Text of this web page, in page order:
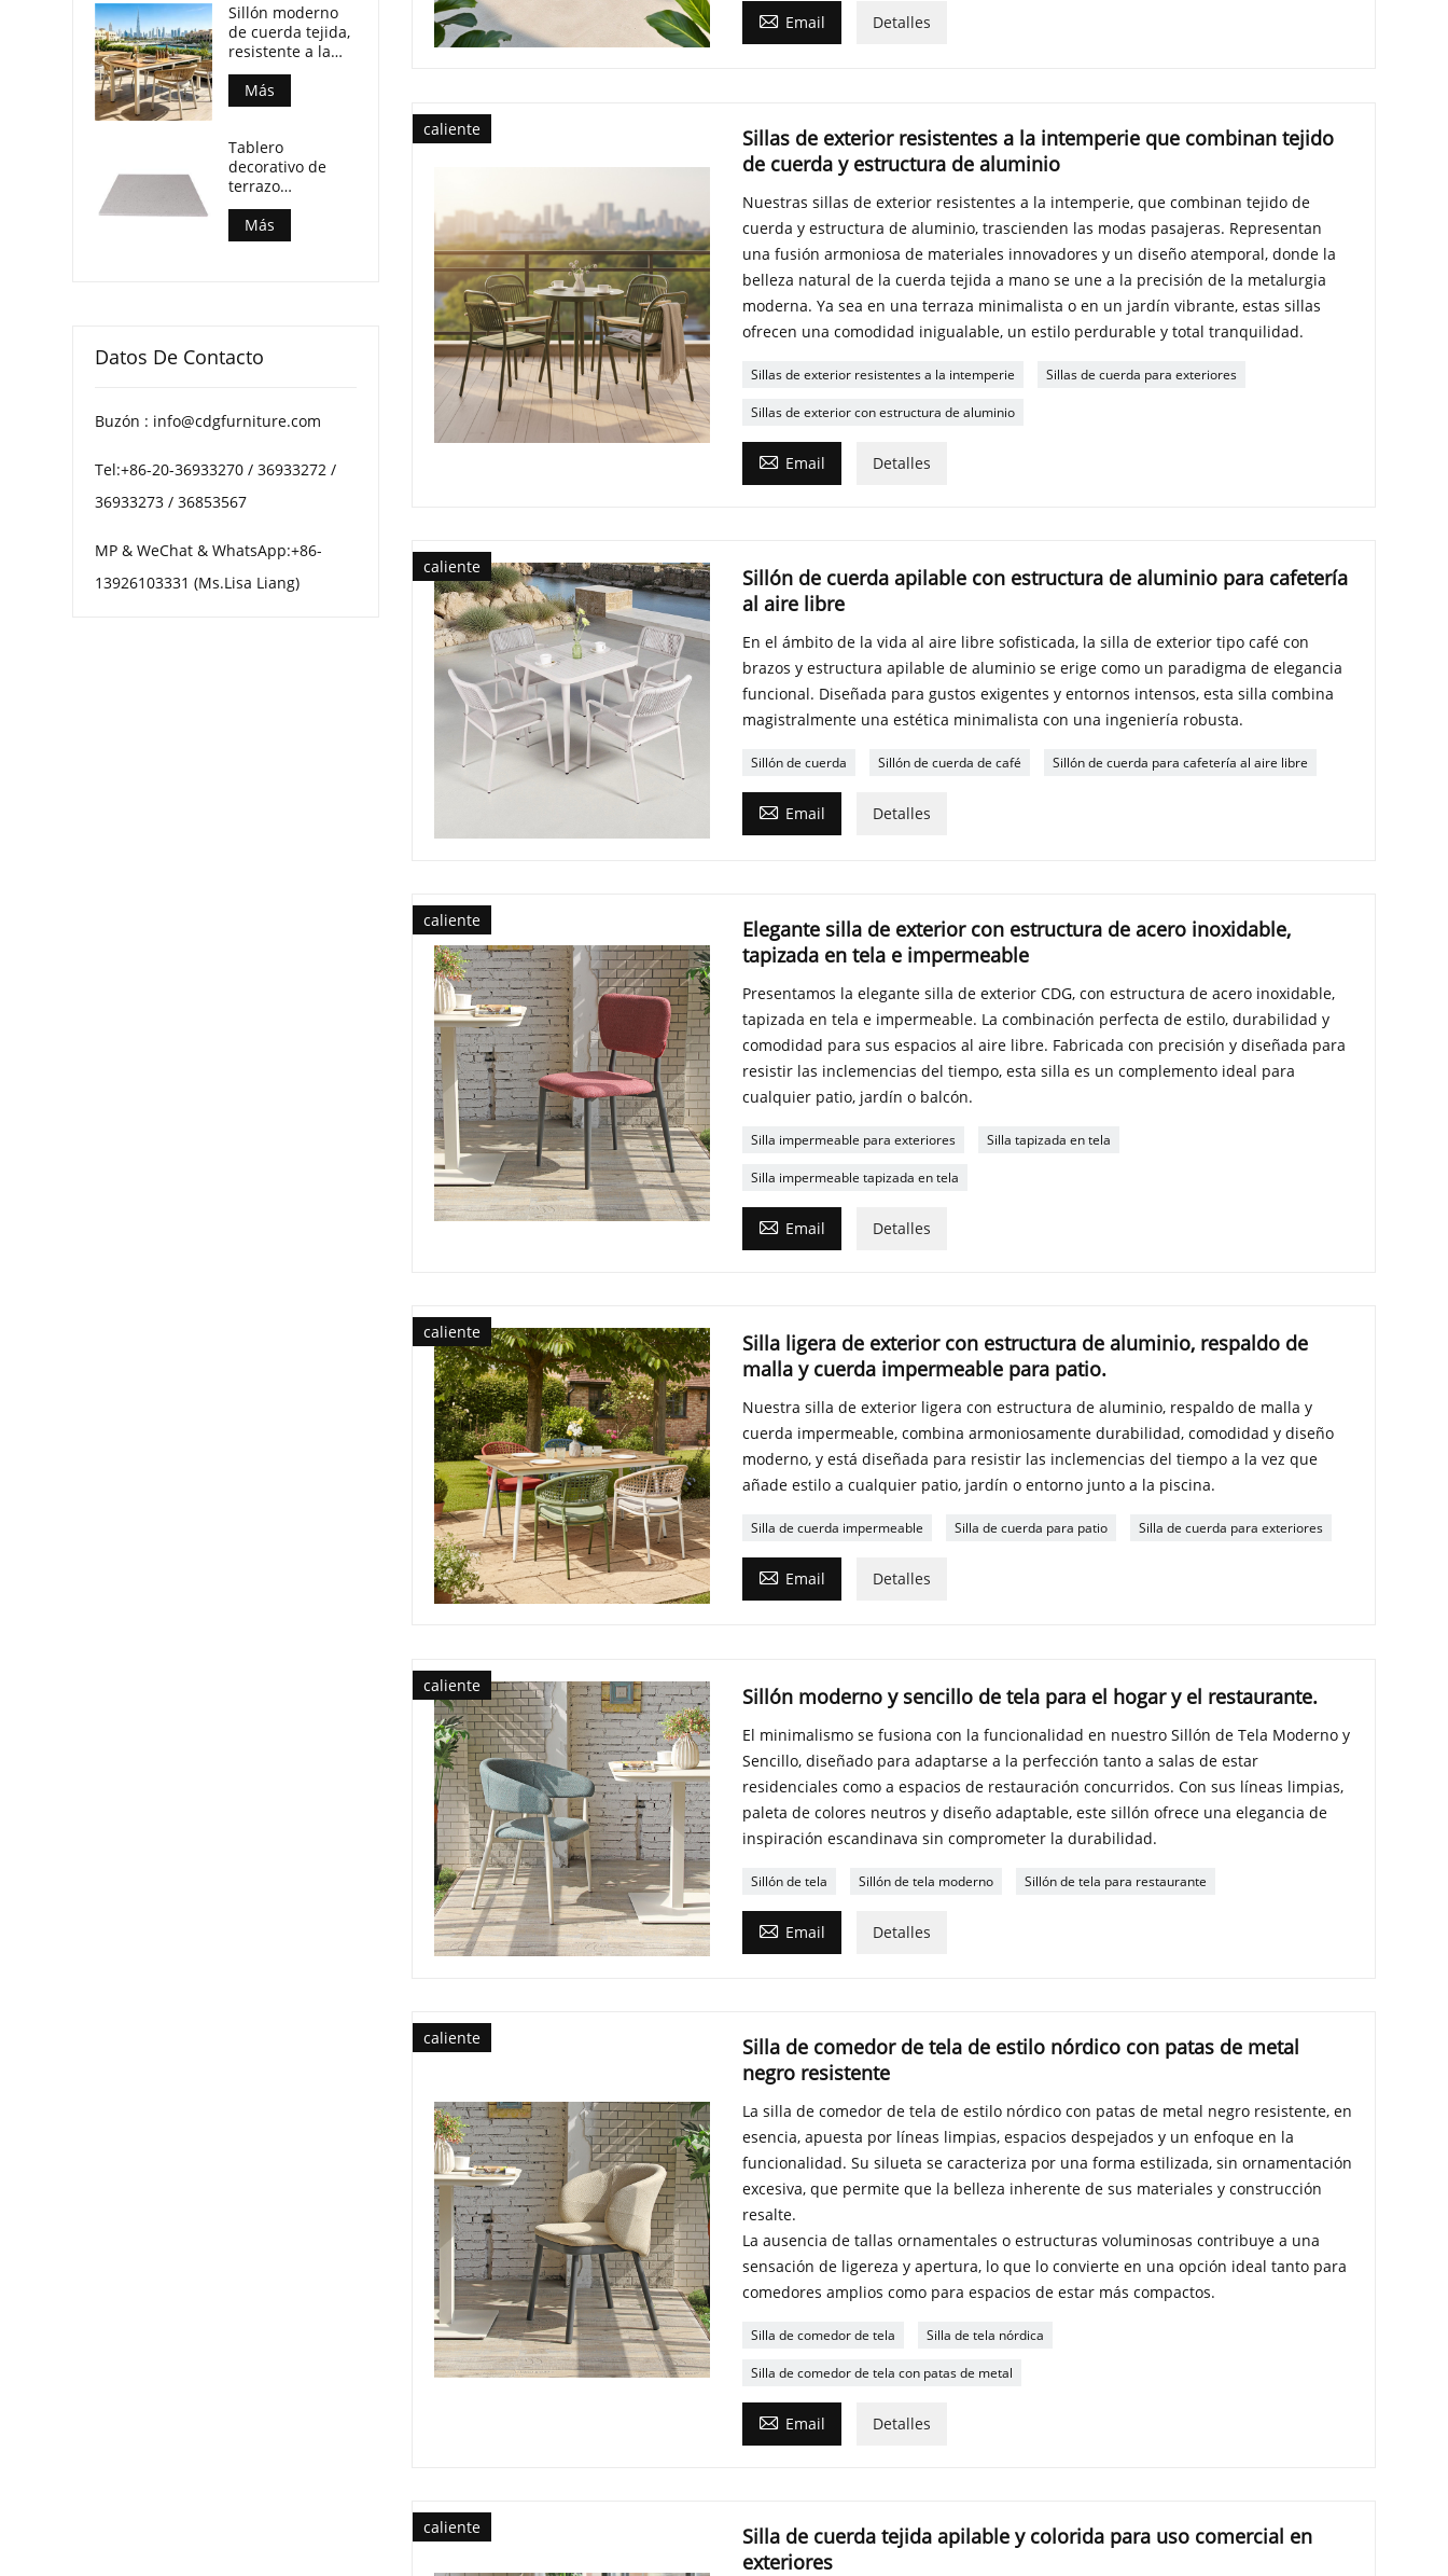
 Email Detalles
caliente
Sillas de exterior resistentes a la intemperie que combinan tejido
de cuerda y estructura de aluminio
Nuestras sillas de exterior resistentes a la intemperie, que combinan tejido de
cuerda y estructura de aluminio, trascienden las modas pasajeras. Representan
una fusión armoniosa de materiales innovadores y un diseño atemporal, donde la
belleza natural de la cuerda tejida a mano se une a la precisión de la metalurgia
moderna. Ya sea en una terraza minimalista o en un jardín vibrante, estas sillas
ofrecen una comodidad inigualable, un estilo perdurable y total tranquilidad.
Sillas de exterior resistentes a la intemperie Sillas de cuerda para exteriores
Sillas de exterior con estructura de aluminio
 Email Detalles
caliente
Sillón de cuerda apilable con estructura de aluminio para cafetería
al aire libre
En el ámbito de la vida al aire libre sofisticada, la silla de exterior tipo café con
brazos y estructura apilable de aluminio se erige como un paradigma de elegancia
funcional. Diseñada para gustos exigentes y entornos intensos, esta silla combina
magistralmente una estética minimalista con una ingeniería robusta.
Sillón de cuerda Sillón de cuerda de café Sillón de cuerda para cafetería al aire libre
 Email Detalles
caliente
Elegante silla de exterior con estructura de acero inoxidable,
tapizada en tela e impermeable
Presentamos la elegante silla de exterior CDG, con estructura de acero inoxidable,
tapizada en tela e impermeable. La combinación perfecta de estilo, durabilidad y
comodidad para sus espacios al aire libre. Fabricada con precisión y diseñada para
resistir las inclemencias del tiempo, esta silla es un complemento ideal para
cualquier patio, jardín o balcón.
Silla impermeable para exteriores Silla tapizada en tela
Silla impermeable tapizada en tela
 Email Detalles
caliente
Silla ligera de exterior con estructura de aluminio, respaldo de
malla y cuerda impermeable para patio.
Nuestra silla de exterior ligera con estructura de aluminio, respaldo de malla y
cuerda impermeable, combina armoniosamente durabilidad, comodidad y diseño
moderno, y está diseñada para resistir las inclemencias del tiempo a la vez que
añade estilo a cualquier patio, jardín o entorno junto a la piscina.
Silla de cuerda impermeable Silla de cuerda para patio Silla de cuerda para exteriores
 Email Detalles
caliente Sillón moderno y sencillo de tela para el hogar y el restaurante.
El minimalismo se fusiona con la funcionalidad en nuestro Sillón de Tela Moderno y
Sencillo, diseñado para adaptarse a la perfección tanto a salas de estar
residenciales como a espacios de restauración concurridos. Con sus líneas limpias,
paleta de colores neutros y diseño adaptable, este sillón ofrece una elegancia de
inspiración escandinava sin comprometer la durabilidad.
Sillón de tela Sillón de tela moderno Sillón de tela para restaurante
 Email Detalles
caliente
Silla de comedor de tela de estilo nórdico con patas de metal
negro resistente
La silla de comedor de tela de estilo nórdico con patas de metal negro resistente, en
esencia, apuesta por líneas limpias, espacios despejados y un enfoque en la
funcionalidad. Su silueta se caracteriza por una forma estilizada, sin ornamentación
excesiva, que permite que la belleza inherente de sus materiales y construcción
resalte.
La ausencia de tallas ornamentales o estructuras voluminosas contribuye a una
sensación de ligereza y apertura, lo que lo convierte en una opción ideal tanto para
comedores amplios como para espacios de estar más compactos.
Silla de comedor de tela Silla de tela nórdica
Silla de comedor de tela con patas de metal
 Email Detalles
caliente
Silla de cuerda tejida apilable y colorida para uso comercial en
exteriores
contrachapada y
patas de
aluminio.
Sillón moderno
de cuerda tejida,
resistente a la
intemperie, para
espacios de
comedor al aire
Más
Tablero
decorativo de
terrazo
multimotas para
mesas de centro
de patio
Más
Datos De Contacto
Buzón : info@cdgfurniture.com
Tel:+86-20-36933270 / 36933272 /
36933273 / 36853567
MP & WeChat & WhatsApp:+86-
13926103331 (Ms.Lisa Liang)